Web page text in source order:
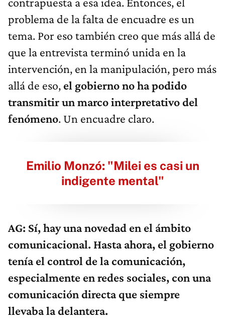
problema de la falta de encuadre es un
tema. Por eso también creo que más allá de
que la entrevista terminó unida en la
intervención, en la manipulación, pero más
allá de eso, el gobierno no ha podido
transmitir un marco interpretativo del
fenómeno. Un encuadre claro.
Emilio Monzó: "Milei es casi un
indigente mental"
AG: Sí, hay una novedad en el ámbito
comunicacional. Hasta ahora, el gobierno
tenía el control de la comunicación,
especialmente en redes sociales, con una
comunicación directa que siempre
llevaba la delantera.